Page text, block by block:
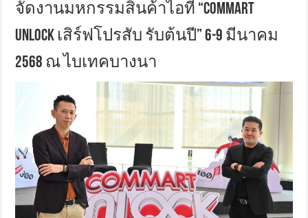
จัดงานมหกรรมสินค้าไอที “COMMART
UNLOCK เสิร์ฟโปรสับ รับต้นปี” 6-9 มีนาคม
2568 ณ ไบเทคบางนา